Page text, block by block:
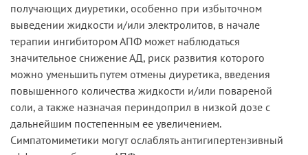
получающих диуретики, особенно при избыточном
выведении жидкости и/или электролитов, в начале
терапии ингибитором АПФ может наблюдаться
значительное снижение АД, риск развития которого
можно уменьшить путем отмены диуретика, введения
повышенного количества жидкости и/или повареной
соли, а также назначая периндоприл в низкой дозе с
дальнейшим постепенным ее увеличением.
Симпатомиметики могут ослаблять антигипертензивный